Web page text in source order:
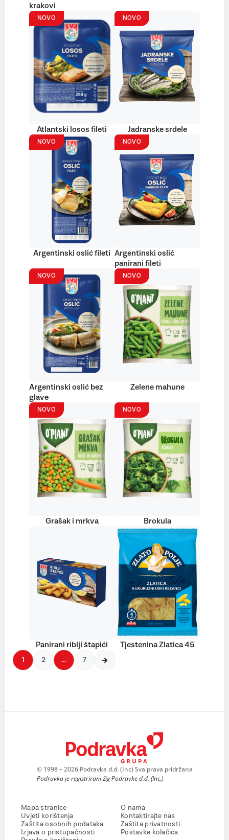
krakovi
NOVO
Atlantski losos fileti
NOVO
Jadranske srdele
NOVO
Argentinski oslić fileti
NOVO
Argentinski oslić
panirani fileti
NOVO
Argentinski oslić bez
glave
NOVO
Zelene mahune
NOVO
Grašak i mrkva
NOVO
Brokula
Panirani riblji štapići Tjestenina Zlatica 45
1 2 … 7
© 1998 – 2026 Podravka d.d. (Inc) Sva prava pridržana
Podravka je registrirani žig Podravke d.d. (Inc.)
Mapa stranice
Uvjeti korištenja
Zaštita osobnih podataka
Izjava o pristupačnosti
O nama
Kontaktirajte nas
Zaštita privatnosti
Postavke kolačića